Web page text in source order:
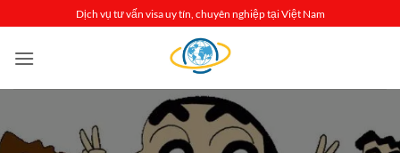
qua
nội
Dịch vụ tư vấn visa uy tín, chuyên nghiệp tại Việt Nam